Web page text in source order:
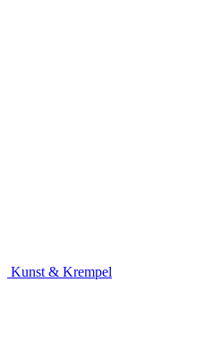
Kunst & Krempel